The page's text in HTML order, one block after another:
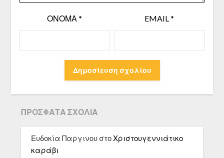
ΌΝΟΜΑ* EMAIL*
ΠΡΌΣΦΑΤΑ ΣΧΌΛΙΑ
Ευδοκία Παργινου στοΧριστουγεννιάτικο
καράβι